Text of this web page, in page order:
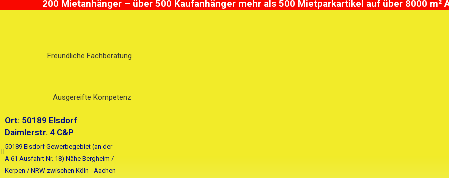
200 Mietanhänger – über 500 Kaufanhänger mehr als 500 Mietparkartikel auf über 8000 m²
Freundliche Fachberatung
Ausgereifte Kompetenz
Ort: 50189 Elsdorf
Daimlerstr. 4 C&P
50189 Elsdorf Gewerbegebiet (an der
A 61 Ausfahrt Nr. 18) Nähe Bergheim /
Kerpen / NRW zwischen Köln - Aachen